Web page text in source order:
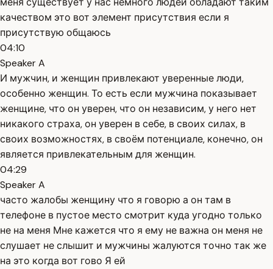
качеством это вот элемент присутствия если я
присутствую общаюсь
04:10
Speaker A
И мужчин, и женщин привлекают уверенные люди,
особенно женщин. То есть если мужчина показывает
женщине, что он уверен, что он независим, у него нет
никакого страха, он уверен в себе, в своих силах, в
своих возможностях, в своём потенциале, конечно, он
является привлекательным для женщин.
04:29
Speaker A
часто жалобы женщину что я говорю а он там в
телефоне в пустое место смотрит куда угодно только
не на меня Мне кажется что я ему не важна он меня не
слушает не слышит и мужчины жалуются точно так же
на это когда вот гово Я ей